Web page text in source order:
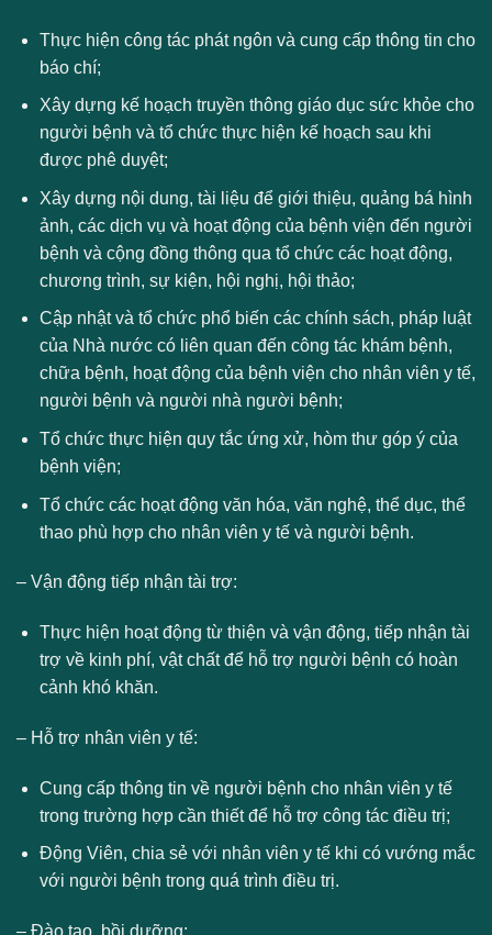
Thực hiện công tác phát ngôn và cung cấp thông tin cho
báo chí;
Xây dựng kế hoạch truyền thông giáo dục sức khỏe cho
người bệnh và tổ chức thực hiện kế hoạch sau khi
được phê duyệt;
Xây dựng nội dung, tài liệu để giới thiệu, quảng bá hình
ảnh, các dịch vụ và hoạt động của bệnh viện đến người
bệnh và cộng đồng thông qua tổ chức các hoạt động,
chương trình, sự kiện, hội nghị, hội thảo;
Cập nhật và tổ chức phổ biến các chính sách, pháp luật
của Nhà nước có liên quan đến công tác khám bệnh,
chữa bệnh, hoạt động của bệnh viện cho nhân viên y tế,
người bệnh và người nhà người bệnh;
Tổ chức thực hiện quy tắc ứng xử, hòm thư góp ý của
bệnh viện;
Tổ chức các hoạt động văn hóa, văn nghệ, thể dục, thể
thao phù hợp cho nhân viên y tế và người bệnh.
– Vận động tiếp nhận tài trợ:
Thực hiện hoạt động từ thiện và vận động, tiếp nhận tài
trợ về kinh phí, vật chất để hỗ trợ người bệnh có hoàn
cảnh khó khăn.
– Hỗ trợ nhân viên y tế:
Cung cấp thông tin về người bệnh cho nhân viên y tế
trong trường hợp cần thiết để hỗ trợ công tác điều trị;
Động Viên, chia sẻ với nhân viên y tế khi có vướng mắc
với người bệnh trong quá trình điều trị.
– Đào tạo, bồi dưỡng: